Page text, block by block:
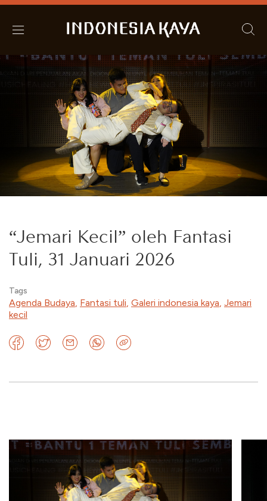
“Jemari Kecil” oleh Fantasi
Tuli, 31 Januari 2026
Tags
Agenda Budaya, Fantasi tuli, Galeri indonesia kaya, Jemari
kecil